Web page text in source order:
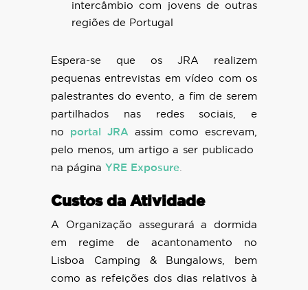
intercâmbio com jovens de outras
regiões de Portugal
Espera-se que os JRA realizem
pequenas entrevistas em vídeo com os
palestrantes do evento, a fim de serem
partilhados nas redes sociais, e
no portal JRA assim como escrevam,
pelo menos, um artigo a ser publicado
na página YRE Exposure.
Custos da Atividade
A Organização assegurará a dormida
em regime de acantonamento no
Lisboa Camping & Bungalows, bem
como as refeições dos dias relativos à